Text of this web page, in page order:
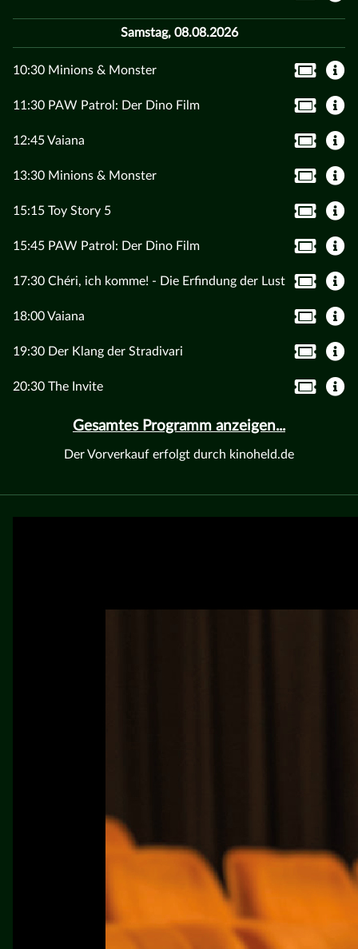
Samstag, 08.08.2026
10:30 Minions & Monster
11:30 PAW Patrol: Der Dino Film
12:45 Vaiana
13:30 Minions & Monster
15:15 Toy Story 5
15:45 PAW Patrol: Der Dino Film
17:30 Chéri, ich komme! - Die Erfindung der Lust
18:00 Vaiana
19:30 Der Klang der Stradivari
20:30 The Invite
Gesamtes Programm anzeigen...
Der Vorverkauf erfolgt durch kinoheld.de